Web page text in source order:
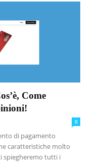
Come
0
di pagamento
caratteristiche molto
spiegheremo tutti i